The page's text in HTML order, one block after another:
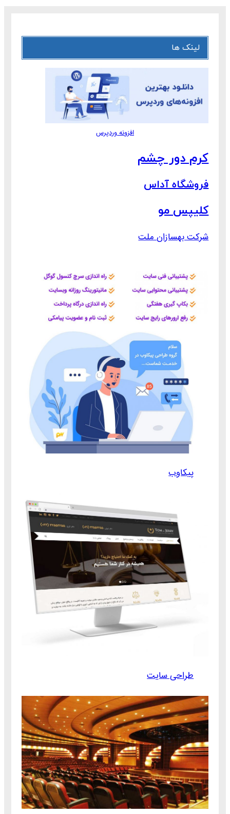
لینک ها
افزونه وردپرس
کرم دور چشم
فروشگاه آداس
کلیپس مو
شرکت بهسازان ملت
پیکاوب
طراحی سایت